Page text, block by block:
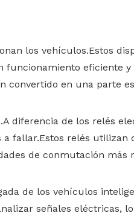
los vehículos.Estos
funcionamiento eficiente y
convertido en una parte
diferencia de los relés
fallar.Estos relés utilizan
de conmutación más
de los vehículos
señales eléctricas,